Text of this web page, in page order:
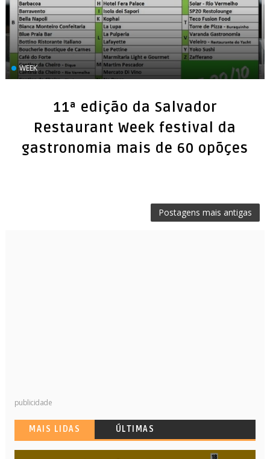
WEEK
11ª edição da Salvador
Restaurant Week festival da
gastronomia mais de 60 opõçes
Postagens mais antigas
publicidade
MAIS LIDAS ÚLTIMAS